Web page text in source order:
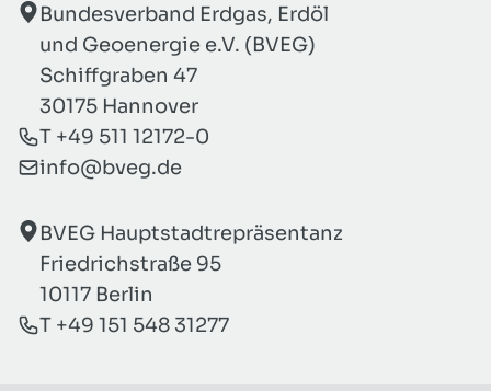
Bundesverband Erdgas, Erdöl
und Geoenergie e.V. (BVEG)
Schiffgraben 47
30175 Hannover
T +49 511 12172-0
info@bveg.de
BVEG Hauptstadtrepräsentanz
Friedrichstraße 95
10117 Berlin
T +49 151 548 31277